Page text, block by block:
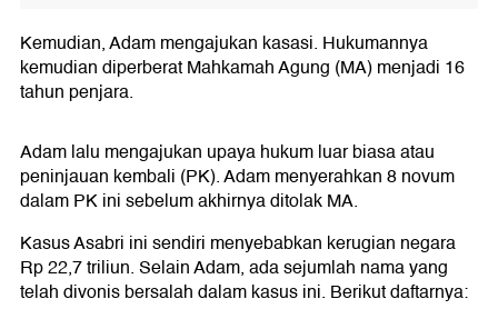
Kemudian, Adam mengajukan kasasi. Hukumannya
kemudian diperberat Mahkamah Agung (MA) menjadi 16
tahun penjara.
Adam lalu mengajukan upaya hukum luar biasa atau
peninjauan kembali (PK). Adam menyerahkan 8 novum
dalam PK ini sebelum akhirnya ditolak MA.
Kasus Asabri ini sendiri menyebabkan kerugian negara
Rp 22,7 triliun. Selain Adam, ada sejumlah nama yang
telah divonis bersalah dalam kasus ini. Berikut daftarnya: